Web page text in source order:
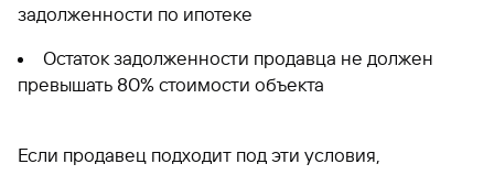
задолженности по ипотеке
Остаток задолженности продавца не должен
превышать 80% стоимости объекта
Если продавец подходит под эти условия,